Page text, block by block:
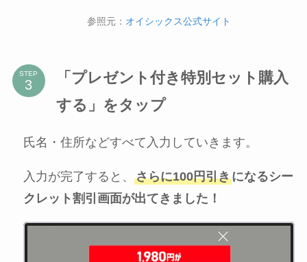
参照元： オイシックス公式サイト
STEP
「プレゼント付き特別セット購入
する」をタップ
氏名・住所などすべて入力していきます。
入力が完了すると、 さらに100円引きになるシー
クレット割引画面が出てきました！